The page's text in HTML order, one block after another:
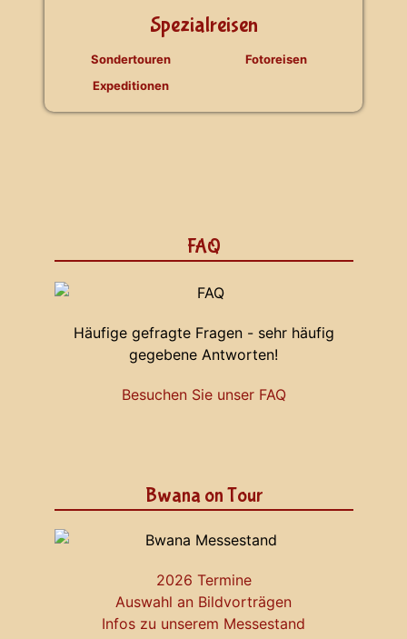
Spezialreisen
Sondertouren
Expeditionen
Fotoreisen
FAQ
Häufige gefragte Fragen - sehr häufig
gegebene Antworten!
Besuchen Sie unser FAQ
Bwana on Tour
2026 Termine
Auswahl an Bildvorträgen
Infos zu unserem Messestand